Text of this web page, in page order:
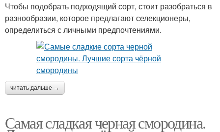
Чтобы подобрать подходящий сорт, стоит разобраться в
разнообразии, которое предлагают селекционеры,
определиться с личными предпочтениями.
читать дальше →
Самая сладкая черная смородина.